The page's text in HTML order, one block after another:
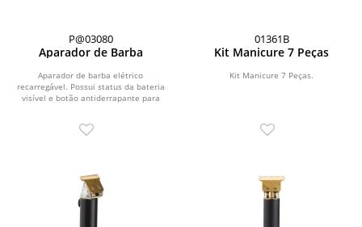
P@03080
Aparador de Barba
Aparador de barba elétrico
recarregável. Possui status da bateria
visível e botão antiderrapante para
01361B
Kit Manicure 7 Peças
Kit Manicure 7 Peças.